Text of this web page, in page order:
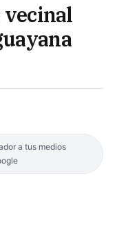
vecinal
a tus medios